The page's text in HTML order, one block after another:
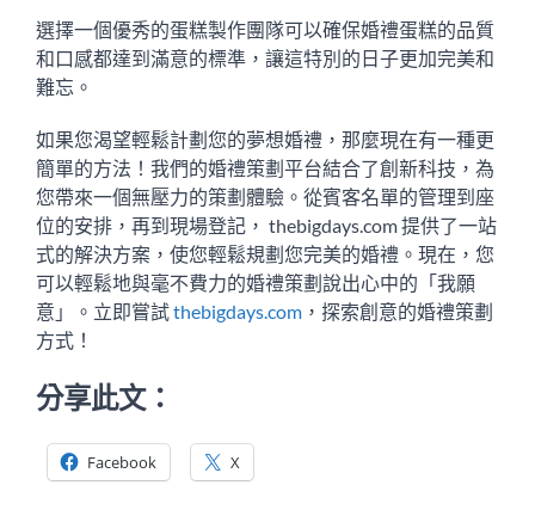
選擇一個優秀的蛋糕製作團隊可以確保婚禮蛋糕的品質
和口感都達到滿意的標準，讓這特別的日子更加完美和
難忘。
如果您渴望輕鬆計劃您的夢想婚禮，那麼現在有一種更
簡單的方法！我們的婚禮策劃平台結合了創新科技，為
您帶來一個無壓力的策劃體驗。從賓客名單的管理到座
位的安排，再到現場登記， thebigdays.com 提供了一站
式的解決方案，使您輕鬆規劃您完美的婚禮。現在，您
可以輕鬆地與毫不費力的婚禮策劃說出心中的「我願
意」。立即嘗試thebigdays.com ，探索創意的婚禮策劃
方式！
分享此文：
Facebook X